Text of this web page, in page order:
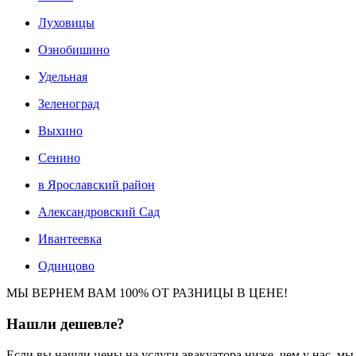
Луховицы
Ознобишино
Удельная
Зеленоград
Выхино
Сенино
в Ярославский район
Александровский Сад
Ивантеевка
Одинцово
МЫ ВЕРНЕМ ВАМ 100% ОТ РАЗНИЦЫ В ЦЕНЕ!
Нашли дешевле?